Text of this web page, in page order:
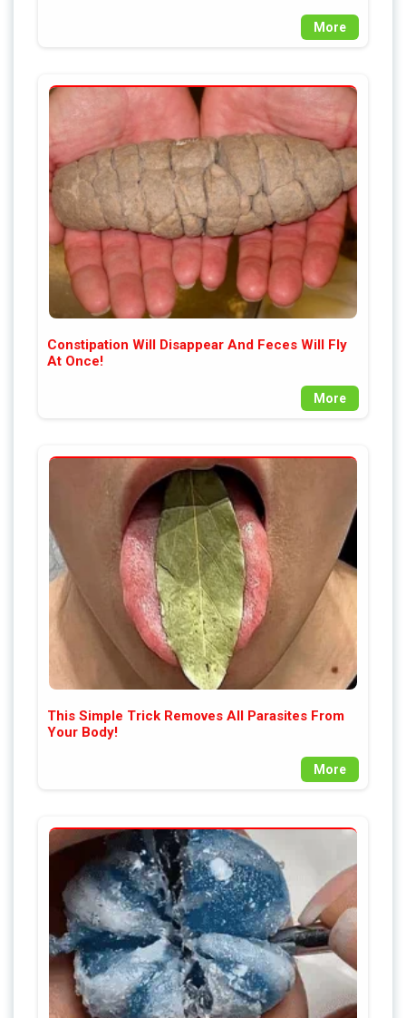
More
Constipation Will Disappear And Feces Will Fly
At Once!
More
This Simple Trick Removes All Parasites From
Your Body!
More